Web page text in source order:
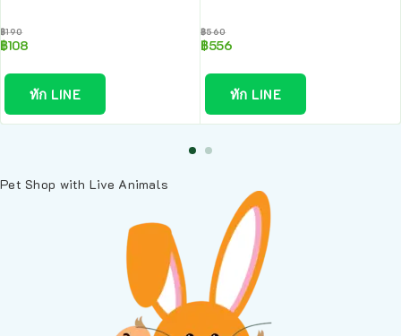
฿190
฿108
ทัก LINE
฿560
฿556
ทัก LINE
Pet Shop with Live Animals